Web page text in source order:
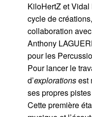
KiloHertZ et
cycle de
collaboration
Anthony
pour les
Pour lancer le
d’explorationsest
ses propres
Cette première